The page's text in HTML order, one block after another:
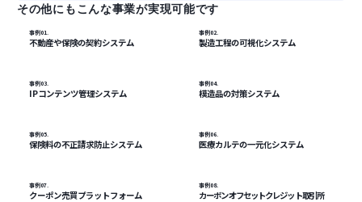
その他にもこんな事業が実現可能です
事例01.
不動産や保険の契約システム
事例02.
製造工程の可視化システム
事例03.
IPコンテンツ管理システム
事例04.
模造品の対策システム
事例05.
保険料の不正請求防止システム
事例06.
医療カルテの一元化システム
事例07.
クーポン売買プラットフォーム
事例08.
カーボンオフセットクレジット取引所